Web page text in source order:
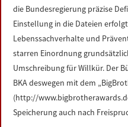
die Bundesregierung präzise
Einstellung in die Dateien
Lebenssachverhalte und
starren Einordnung
Umschreibung für Willkür. Der
BKA deswegen mit dem
(http://
Speicherung auch nach